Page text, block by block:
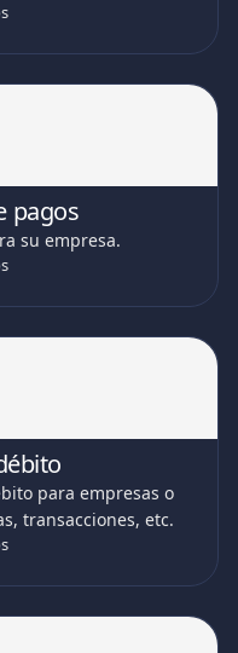
pagos
su empresa.
para empresas o
transacciones, etc.